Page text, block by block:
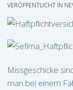
VERÖFFENTLICHT IN
Missgeschicke
man bei einem